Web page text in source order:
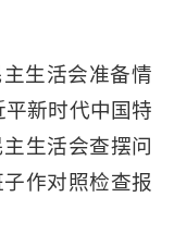
生活会准备情
新时代中国特
生活会查摆问
作对照检查报